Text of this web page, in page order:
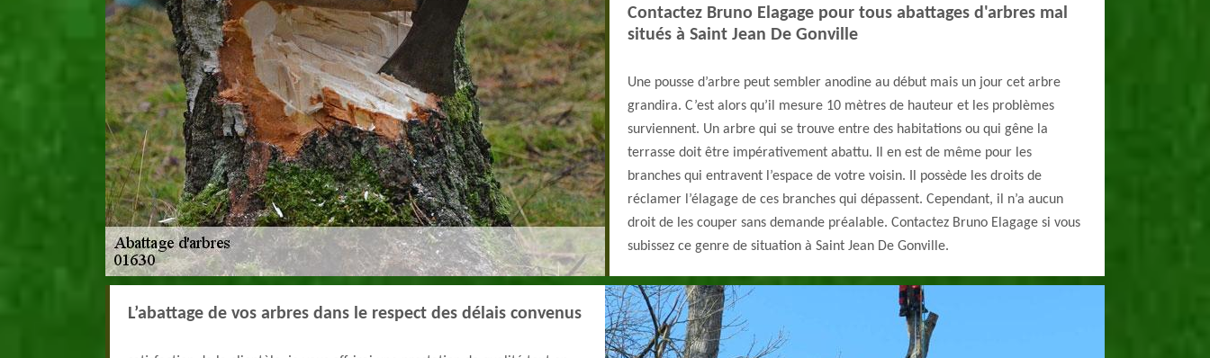
Contactez Bruno Elagage pour tous abattages d'arbres mal
situés à Saint Jean De Gonville
Une pousse d’arbre peut sembler anodine au début mais un jour cet arbre
grandira. C’est alors qu’il mesure 10 mètres de hauteur et les problèmes
surviennent. Un arbre qui se trouve entre des habitations ou qui gêne la
terrasse doit être impérativement abattu. Il en est de même pour les
branches qui entravent l’espace de votre voisin. Il possède les droits de
réclamer l’élagage de ces branches qui dépassent. Cependant, il n’a aucun
droit de les couper sans demande préalable. Contactez Bruno Elagage si vous
subissez ce genre de situation à Saint Jean De Gonville.
L’abattage de vos arbres dans le respect des délais convenus